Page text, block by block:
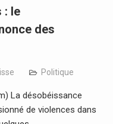
: le
des
Politique
La désobéissance
de violences dans